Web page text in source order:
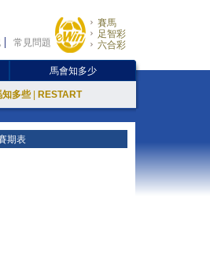
常見問題
賽馬
足智彩
六合彩
馬會知多少
知多些 RESTART
期表